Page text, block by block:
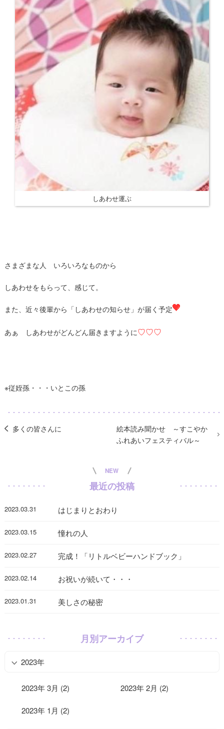
しあわせ運ぶ
さまざまな人 いろいろなものから
しあわせをもらって、感じて。
また、近々後輩から「しあわせの知らせ」が届く予定
あぁ しあわせがどんどん届きますように♡♡♡
※従姪孫・・・いとこの孫
多くの皆さんに
絵本読み聞かせ ～すこやか
ふれあいフェスティバル～
NEW
最近の投稿
2023.03.31 はじまりとおわり
2023.03.15 憧れの人
2023.02.27 完成！「リトルベビーハンドブック」
2023.02.14 お祝いが続いて・・・
2023.01.31 美しさの秘密
月別アーカイブ
2023年
2023年 3月 (2) 2023年 2月 (2)
2023年 1月 (2)